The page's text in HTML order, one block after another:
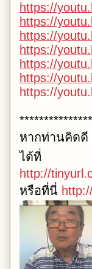
https://
https://
https://
https://
https://
https://
https://
หากท่านคิดดี
ได้ที่
http://
หรือที่นี่